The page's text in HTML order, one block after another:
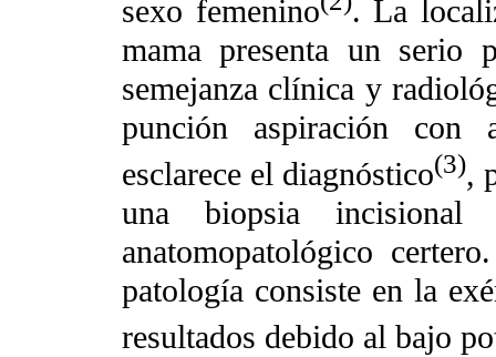
sexo femenino
. La
mama presenta un serio
semejanza clínica y
punción aspiración
esclarece el diagnóstico(3),
una biopsia incisional
anatomopatológico
patología consiste en la
resultados debido al bajo